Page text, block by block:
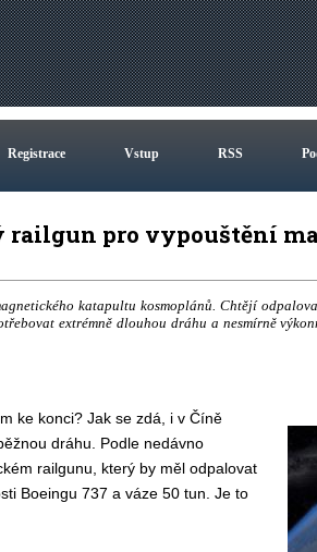
Registrace Vstup RSS
pro vypouštění
katapultu kosmoplánů. Chtějí
extrémně dlouhou dráhu a nesmírně
ke konci? Jak se zdá, i v Číně
dráhu. Podle nedávno
railgunu, který by měl odpalovat
Boeingu 737 a váze 50 tun. Je to